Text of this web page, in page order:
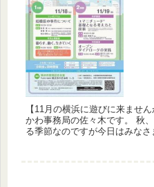
【11月の横浜に遊びに来ませ
かわ事務局の佐々木です。 秋
る季節なのですが今日はみな